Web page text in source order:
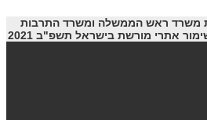
משרד ראש הממשלה ומשרד התרבות
אתרי מורשת בישראל תשפ"ב 2021